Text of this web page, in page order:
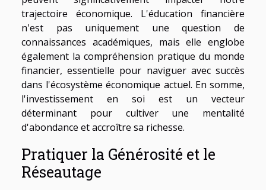
trajectoire économique. L'éducation financière
n'est pas uniquement une question de
connaissances académiques, mais elle englobe
également la compréhension pratique du monde
financier, essentielle pour naviguer avec succès
dans l'écosystème économique actuel. En somme,
l'investissement en soi est un vecteur
déterminant pour cultiver une mentalité
d'abondance et accroître sa richesse.
Pratiquer la Générosité et le
Réseautage